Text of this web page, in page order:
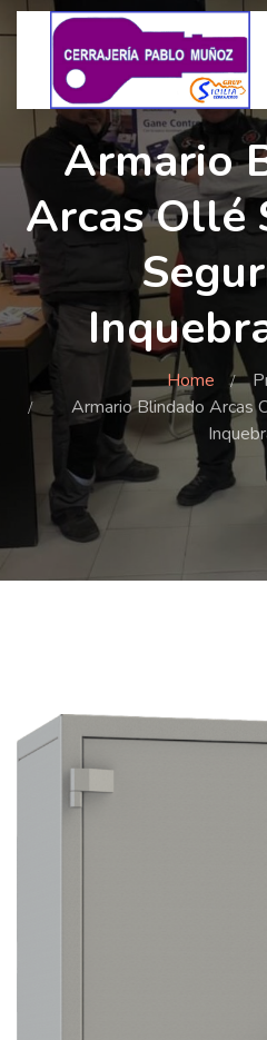
Armario
Arcas Ollé
Home
Armario Blindado Arcas